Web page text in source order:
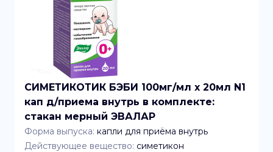
СИМЕТИКОТИК БЭБИ 100мг/мл x 20мл N1
кап д/приема внутрь в комплекте:
стакан мерный ЭВАЛАР
Форма выпуска: капли для приёма внутрь
Действующее вещество: симетикон